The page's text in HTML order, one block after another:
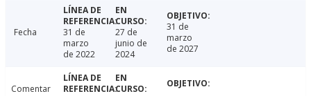
Fecha
31 de
marzo
de 2022
27 de
junio de
2024
31 de
marzo
de 2027
Comentar